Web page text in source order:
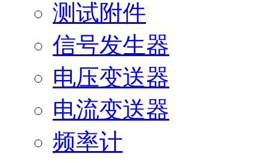
测试附件
信号发生器
电压变送器
电流变送器
频率计